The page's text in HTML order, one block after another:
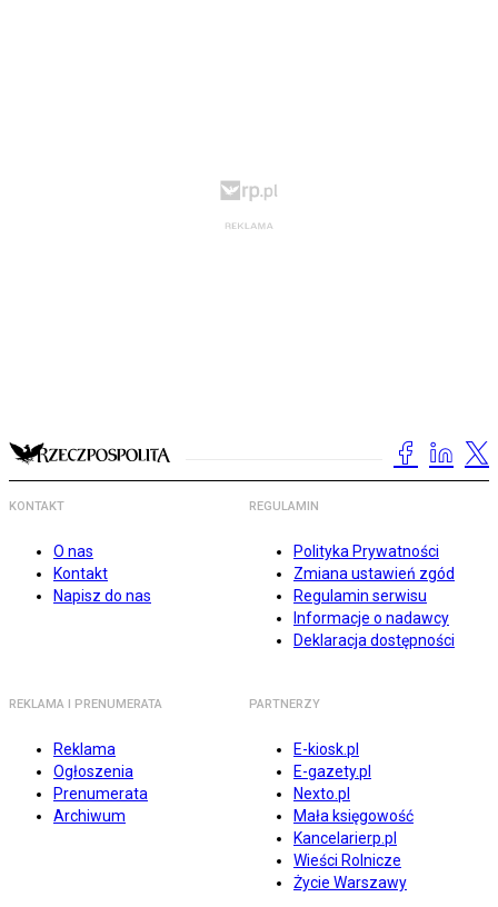
KONTAKT
O nas
Kontakt
Napisz do nas
REGULAMIN
Polityka Prywatności
Zmiana ustawień zgód
Regulamin serwisu
Informacje o nadawcy
Deklaracja dostępności
REKLAMA I PRENUMERATA
Reklama
Ogłoszenia
Prenumerata
Archiwum
PARTNERZY
E-kiosk.pl
E-gazety.pl
Nexto.pl
Mała księgowość
Kancelarierp.pl
Wieści Rolnicze
Życie Warszawy